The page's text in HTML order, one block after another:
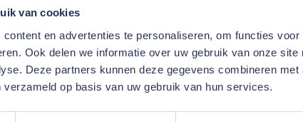
van cookies
en advertenties te personaliseren, om functies
Ook delen we informatie over uw gebruik van onze
Deze partners kunnen deze gegevens combineren
op basis van uw gebruik van hun services.